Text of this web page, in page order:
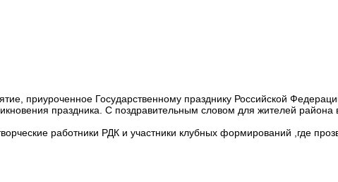
приуроченное Государственному празднику Российской
праздника. С поздравительным словом для жителей района
работники РДК и участники клубных формирований ,где